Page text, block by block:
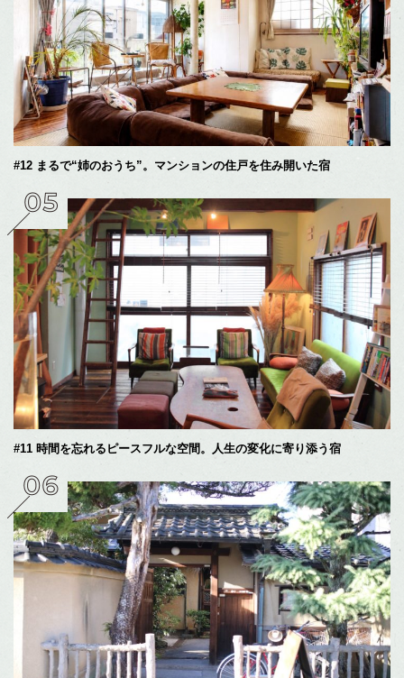
#12 まるで“姉のおうち”。マンションの住戸を住み開いた宿
#11 時間を忘れるピースフルな空間。人生の変化に寄り添う宿